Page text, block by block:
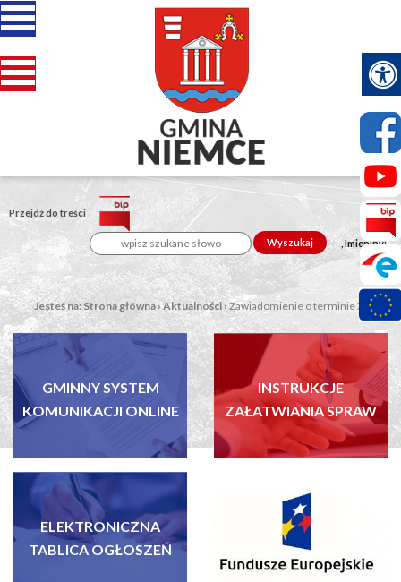
Przejdź do treści
, Imieniny:
Wyszukaj
Jesteś na: Strona główna›Aktualności› Zawiadomienie o terminie XXIII...
GMINNY SYSTEM
KOMUNIKACJI ONLINE
INSTRUKCJE
ZAŁATWIANIA SPRAW
ELEKTRONICZNA
TABLICA OGŁOSZEŃ
FUNDUSZE EUROPEJSKIE